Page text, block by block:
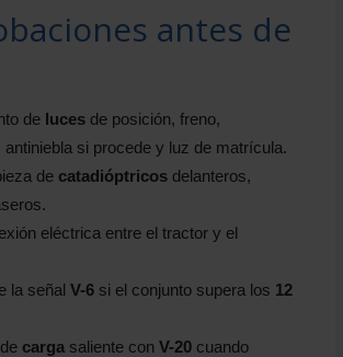
antes de
de lucesde posición, freno,
antiniebla si procede y luz de matrícula.
de catadióptricosdelanteros,
eléctrica entre el tractor y el
la señal V-6si el conjunto supera los 12
cargasaliente con V-20cuando